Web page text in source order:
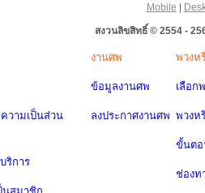
Mobile |
สงวนลิขสิทธิ์ © 2554 -
วามเป็นส่วน
ริการ
งานศพ
ข้อมูลงานศพ
ลงประกาศงานศพ
พวงห
เลือก
พวงห
ขั้นตอ
ช่องท